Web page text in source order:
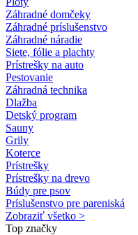
Záhradné domčeky
Záhradné príslušenstvo
Záhradné náradie
Siete, fólie a plachty
Prístrešky na auto
Pestovanie
Záhradná technika
Dlažba
Detský program
Sauny
Grily
Koterce
Prístrešky
Prístrešky na drevo
Búdy pre psov
Príslušenstvo pre pareniská
Zobraziť všetko >
Top značky